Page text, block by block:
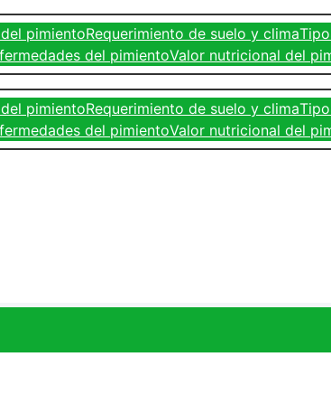
pimientoRequerimiento de suelo y clima
del pimientoValor nutricional del
pimientoRequerimiento de suelo y clima
del pimientoValor nutricional del